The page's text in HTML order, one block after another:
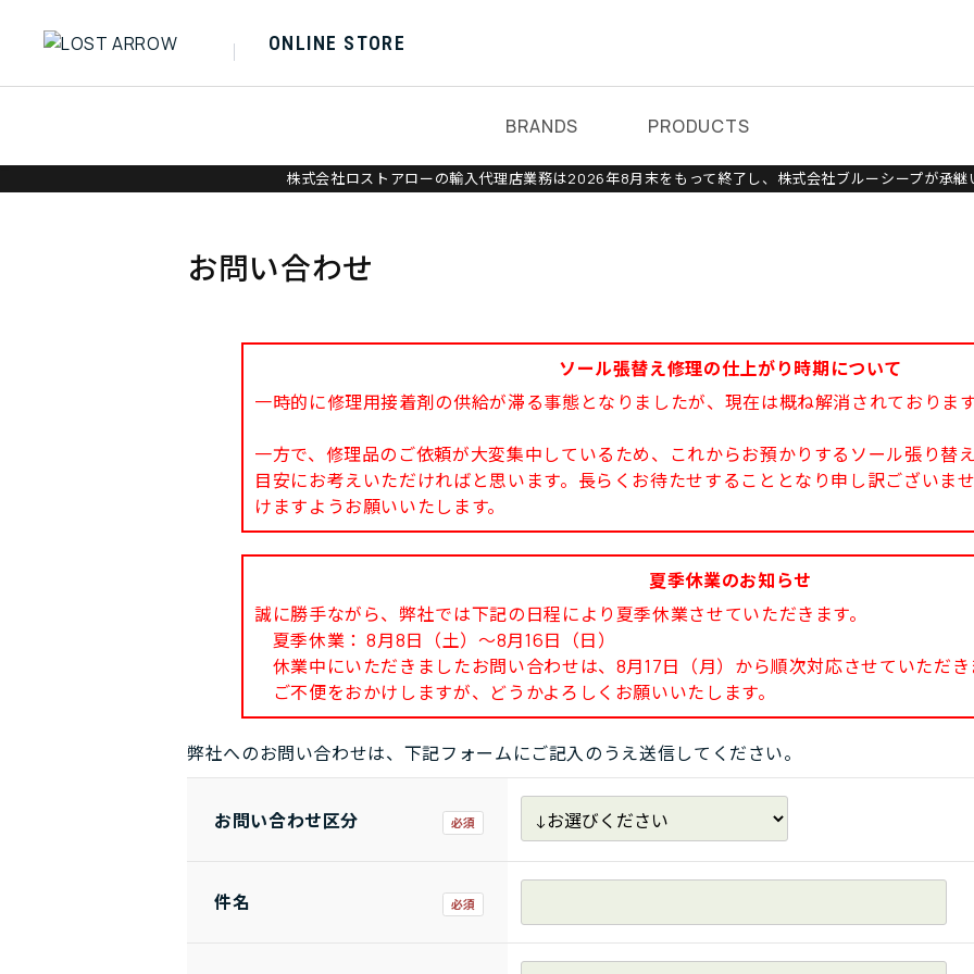
ONLINE STORE
BRANDS PRODUCTS
株式会社ロストアローの輸入代理店業務は2026年8月末をもって終了し、株式会社ブルーシープが承継
お問い合わせ
ソール張替え修理の仕上がり時期について
一時的に修理用接着剤の供給が滞る事態となりましたが、現在は概ね解消されておりま
一方で、修理品のご依頼が大変集中しているため、これからお預かりするソール張り替
目安にお考えいただければと思います。長らくお待たせすることとなり申し訳ございま
けますようお願いいたします。
夏季休業のお知らせ
誠に勝手ながら、弊社では下記の日程により夏季休業させていただきます。
夏季休業： 8月8日（土）～8月16日（日）
休業中にいただきましたお問い合わせは、8月17日（月）から順次対応させていただき
ご不便をおかけしますが、どうかよろしくお願いいたします。
弊社へのお問い合わせは、下記フォームにご記入のうえ送信してください。
お問い合わせ区分
件名